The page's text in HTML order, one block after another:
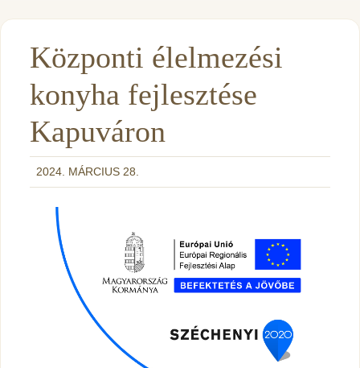
Központi élelmezési
konyha fejlesztése
Kapuváron
2024. MÁRCIUS 28.